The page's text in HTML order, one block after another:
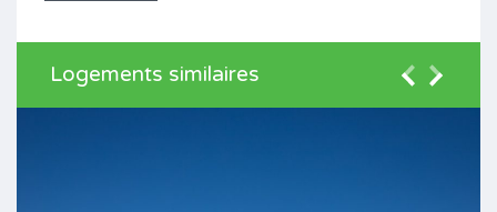
Logements similaires